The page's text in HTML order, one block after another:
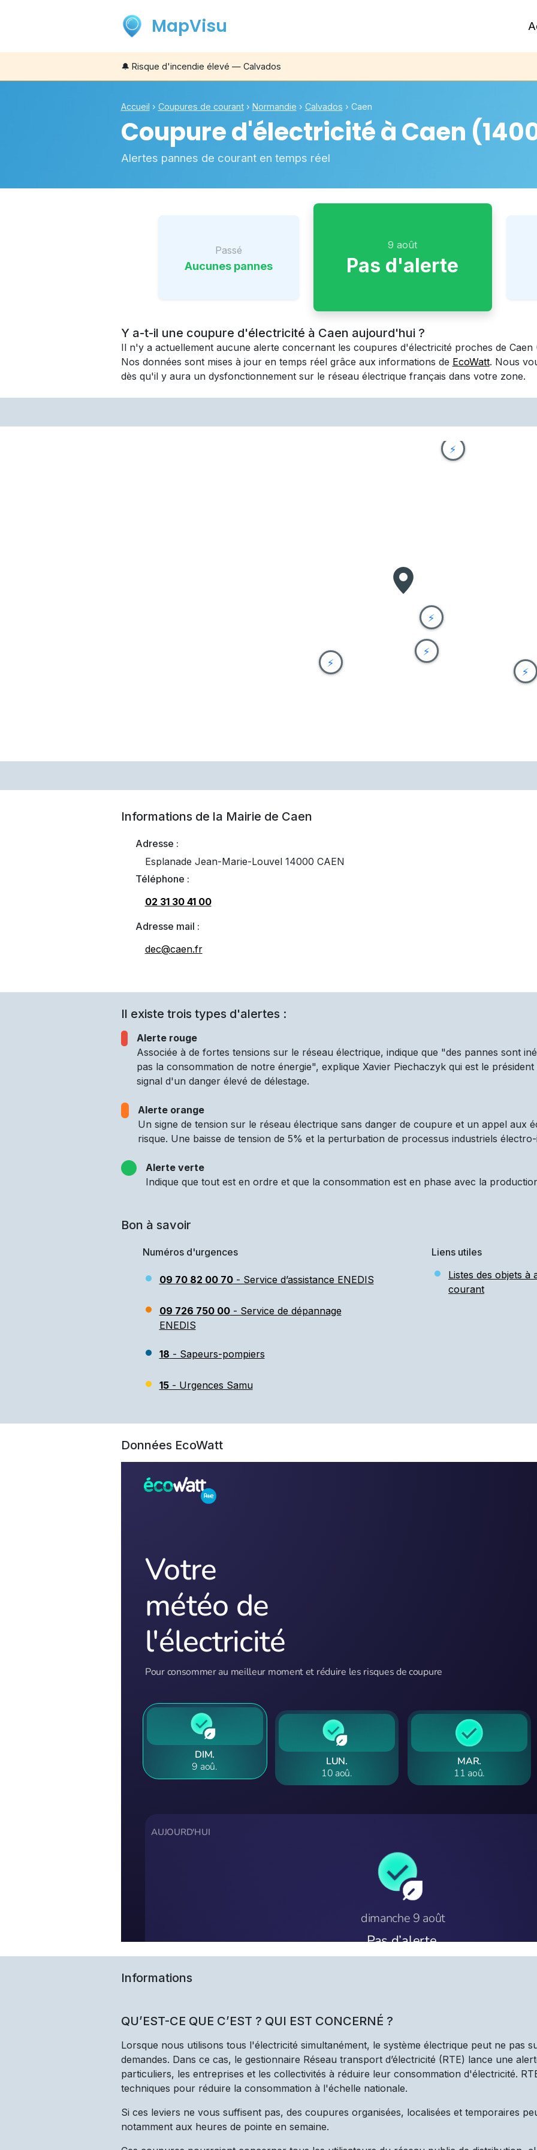
MapVisu
🔔 Risque d'incendie élevé — Calvados
Accueil › Coupures de courant› Normandie › Calvados › Caen
Coupure d'électricité àCaen
Alertes pannes de courant en temps réel
Passé
Aucunes pannes
9 août
Pas d'alerte
Y a-t-il une coupure d'électricité à Caen aujourd'hui ?
Il n'y a actuellement aucune alerte concernant les coupures d'électricité proches de Caen
Nos données sont mises à jour en temps réel grâce aux informations de EcoWatt. Nous
dès qu'il y aura un dysfonctionnement sur le réseau électrique français dans votre zone.
⚡
⚡
⚡
⚡
⚡
Informations de la Mairie de Caen
Adresse :
Esplanade Jean-Marie-Louvel 14000 CAEN
Téléphone :
02 31 30 41 00
Adresse mail :
dec@caen.fr
Il existe trois types d'alertes :
Alerte rouge
Associée à de fortes tensions sur le réseau électrique, indique que "des pannes sont
pas la consommation de notre énergie", explique Xavier Piechaczyk qui est le
signal d'un danger élevé de délestage.
Alerte orange
Un signe de tension sur le réseau électrique sans danger de coupure et un appel aux
risque. Une baisse de tension de 5% et la perturbation de processus industriels
Alerte verte
Indique que tout est en ordre et que la consommation est en phase avec la
Bon à savoir
Numéros d'urgences
09 70 82 00 70- Service d’assistance ENEDIS
09 726 750 00- Service de dépannage
ENEDIS
18 - Sapeurs-pompiers
15- Urgences Samu
Liens utiles
Listes des objets à
courant
Données EcoWatt
Informations
QU’EST-CE QUE C’EST ? QUI EST CONCERNÉ ?
Lorsque nous utilisons tous l'électricité simultanément, le système électrique peut ne pas
demandes. Dans ce cas, le gestionnaire Réseau transport d’électricité (RTE) lance une
particuliers, les entreprises et les collectivités à réduire leur consommation d'électricité.
techniques pour réduire la consommation à l'échelle nationale.
Si ces leviers ne vous suffisent pas, des coupures organisées, localisées et temporaires
notamment aux heures de pointe en semaine.